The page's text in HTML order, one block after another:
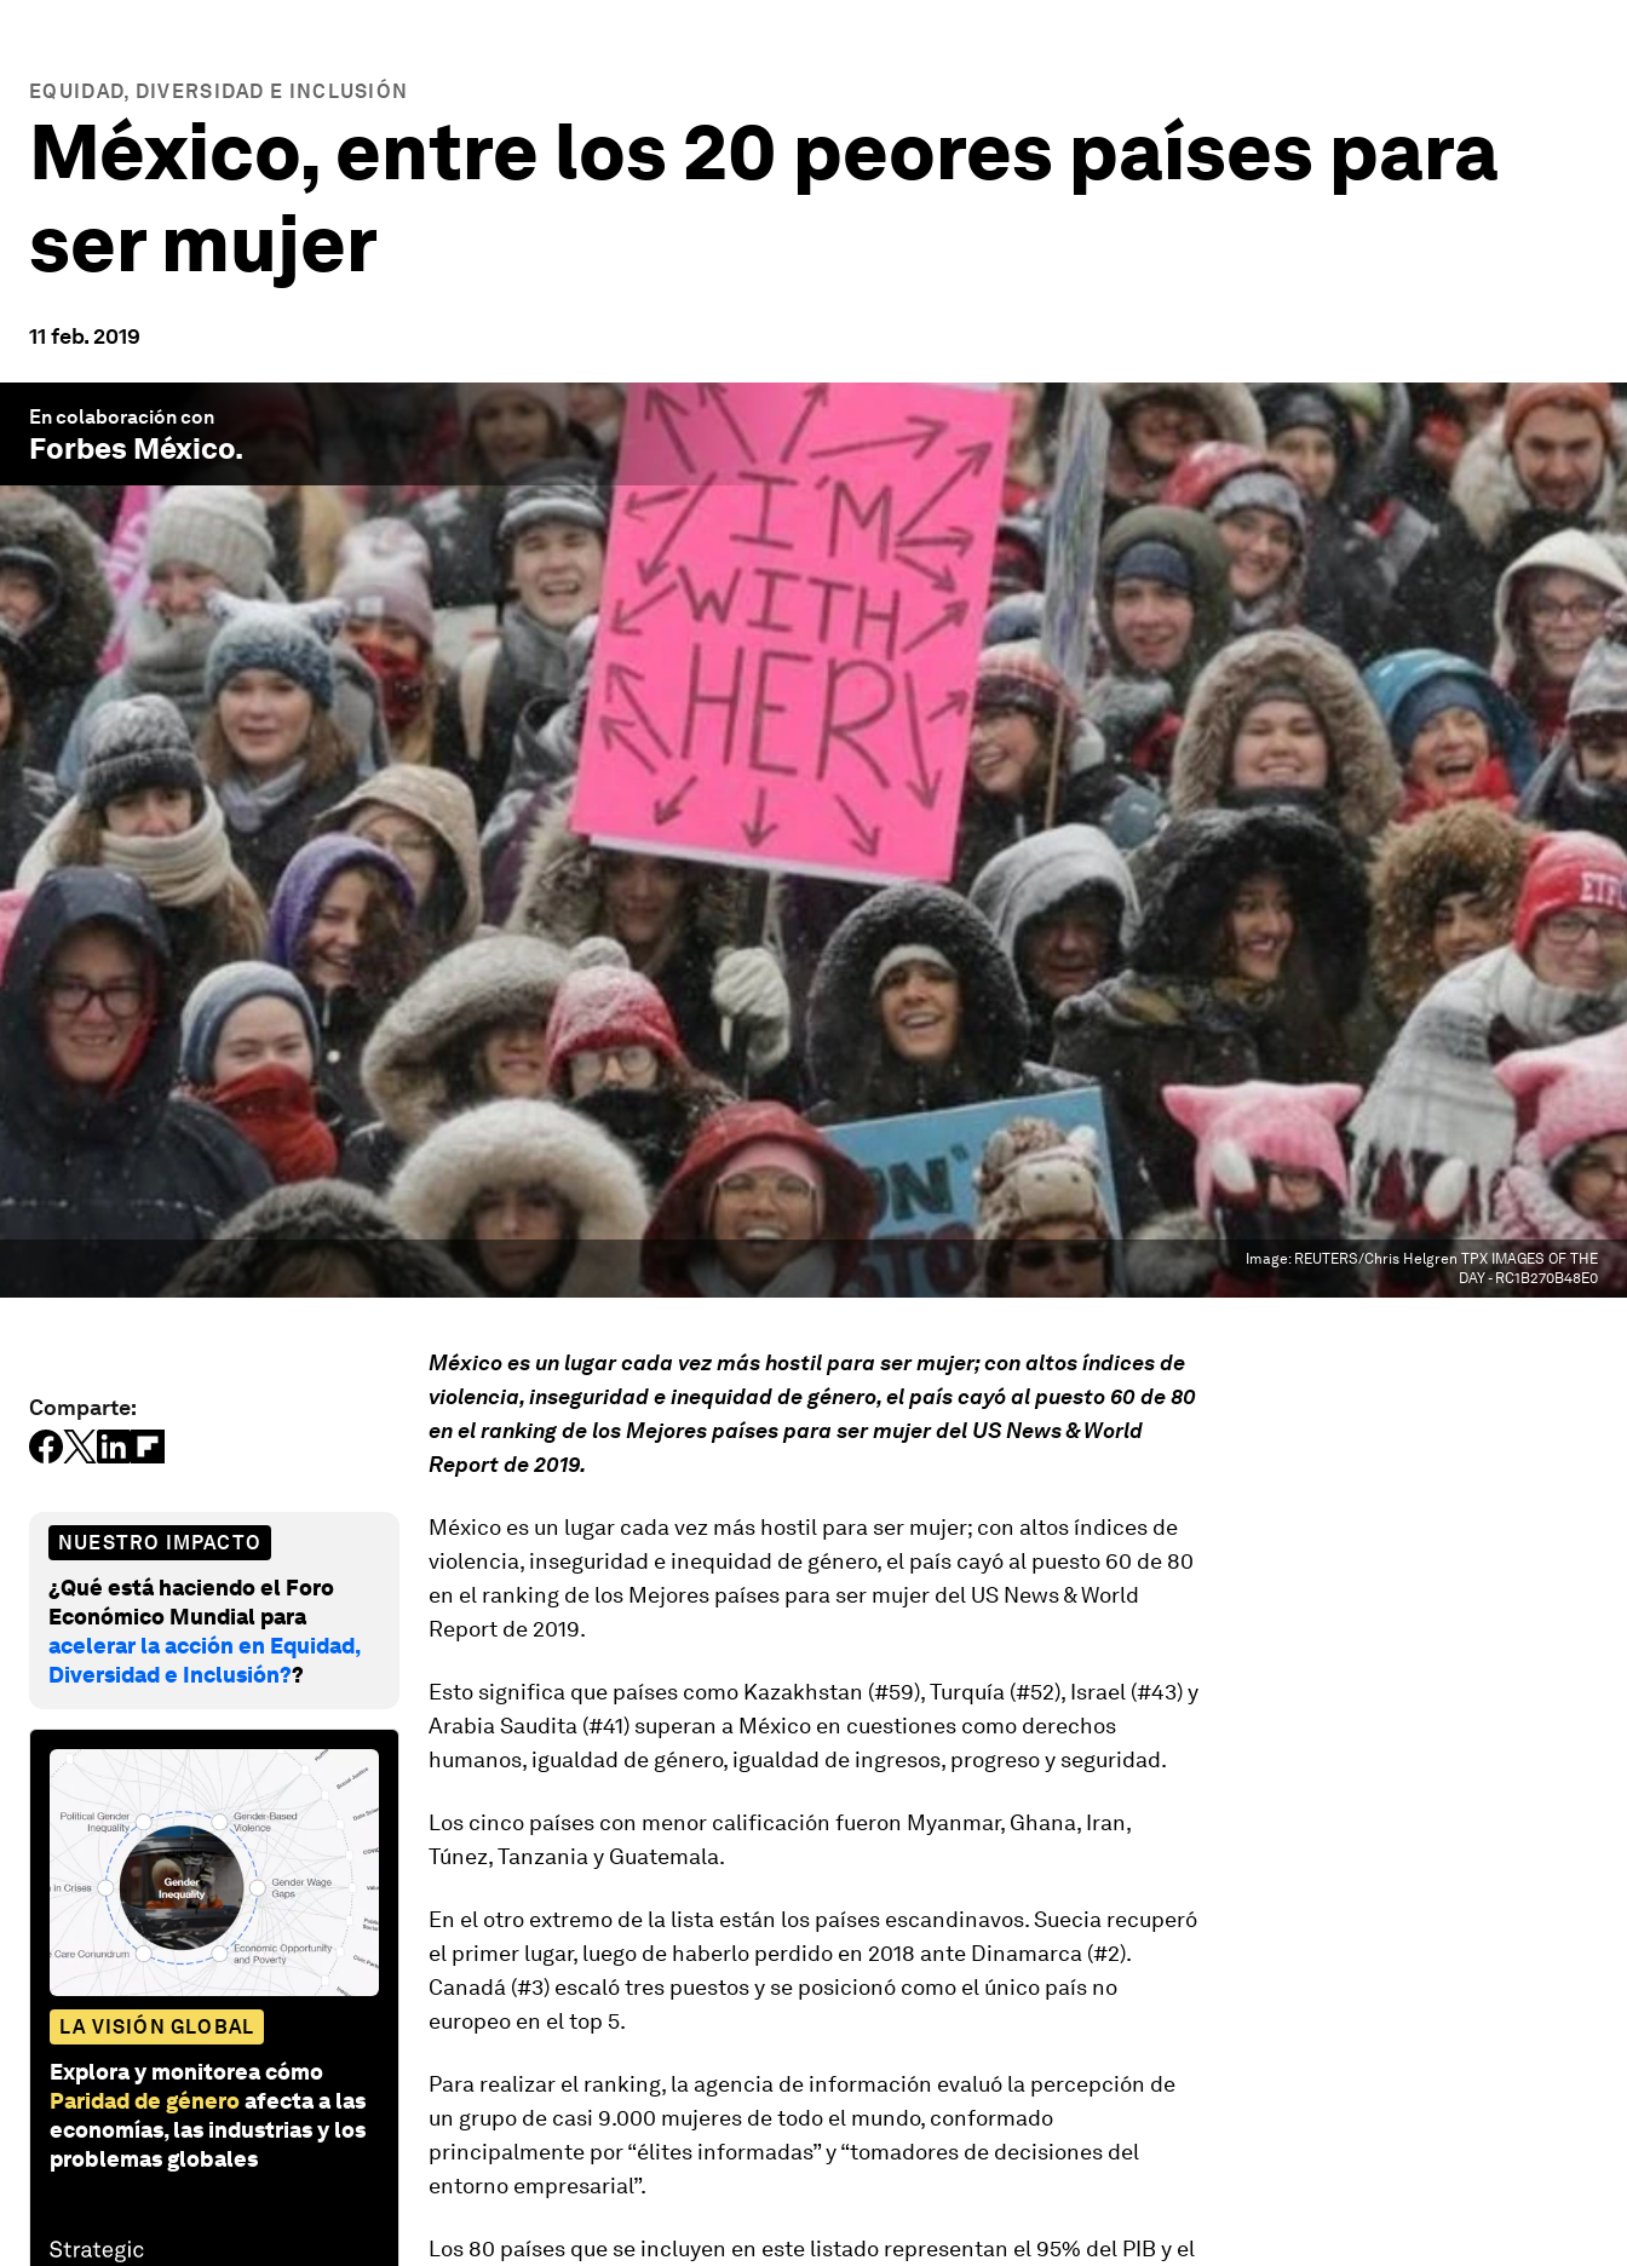
EQUIDAD, DIVERSIDAD E INCLUSIÓN
México, entre los 20 peores países para
ser mujer
11 feb. 2019
En colaboración con
Forbes México.
Image: REUTERS/Chris Helgren TPX IMAGES OF THE
DAY - RC1B270B48E0
Comparte:
NUESTRO IMPACTO
¿Qué está haciendo el Foro
Económico Mundial para
acelerar la acción en Equidad,
Diversidad e Inclusión??
LA VISIÓN GLOBAL
Explora y monitorea cómo
Paridad de géneroafecta a las
economías, las industrias y los
problemas globales
México es un lugar cada vez más hostil para ser mujer; con altos índices de
violencia, inseguridad e inequidad de género, el país cayó al puesto 60 de 80
en el ranking de los Mejores países para ser mujer del US News & World
Report de 2019.
México es un lugar cada vez más hostil para ser mujer; con altos índices de
violencia, inseguridad e inequidad de género, el país cayó al puesto 60 de 80
en el ranking de los Mejores países para ser mujer del US News & World
Report de 2019.
Esto significa que países como Kazakhstan (#59), Turquía (#52), Israel (#43) y
Arabia Saudita (#41) superan a México en cuestiones como derechos
humanos, igualdad de género, igualdad de ingresos, progreso y seguridad.
Los cinco países con menor calificación fueron Myanmar, Ghana, Iran,
Túnez, Tanzania y Guatemala.
En el otro extremo de la lista están los países escandinavos. Suecia recuperó
el primer lugar, luego de haberlo perdido en 2018 ante Dinamarca (#2).
Canadá (#3) escaló tres puestos y se posicionó como el único país no
europeo en el top 5.
Para realizar el ranking, la agencia de información evaluó la percepción de
un grupo de casi 9.000 mujeres de todo el mundo, conformado
principalmente por “élites informadas” y “tomadores de decisiones del
entorno empresarial”.
Los 80 países que se incluyen en este listado representan el 95% del PIB y el